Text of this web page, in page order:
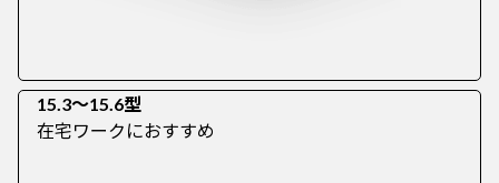
15.3～15.6型
在宅ワークにおすすめ